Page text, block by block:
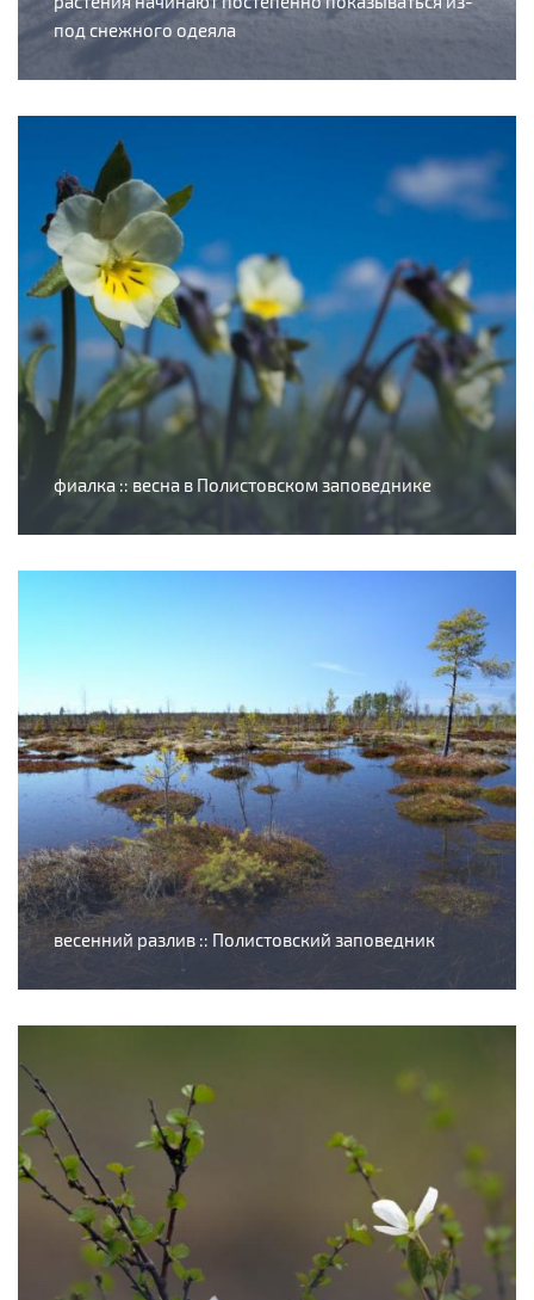
под снежного одеяла
фиалка :: весна в Полистовском заповеднике
весенний разлив :: Полистовский заповедник